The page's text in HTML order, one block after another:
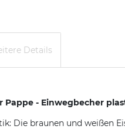
Details
Pappe - Einwegbecher
Die braunen und weißen